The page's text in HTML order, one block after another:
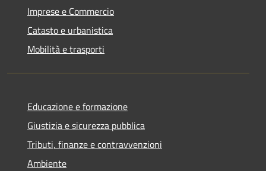
Imprese e Commercio
Catasto e urbanistica
Mobilità e trasporti
Educazione e formazione
Giustizia e sicurezza pubblica
Tributi, finanze e contravvenzioni
Ambiente